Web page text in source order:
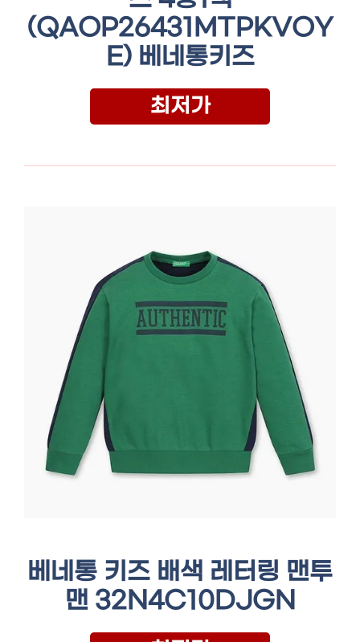
(QAOP26431MTPKVOY
E) 베네통키즈
최저가
베네통 키즈 배색 레터링 맨투
맨 32N4C10DJGN